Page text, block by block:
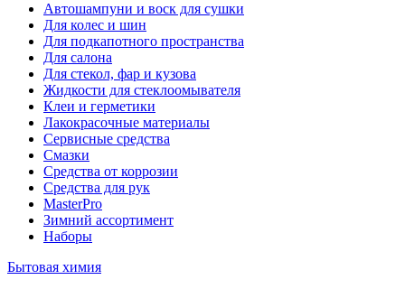
Автошампуни и воск для сушки
Для колес и шин
Для подкапотного пространства
Для салона
Для стекол, фар и кузова
Жидкости для стеклоомывателя
Клеи и герметики
Лакокрасочные материалы
Сервисные средства
Смазки
Средства от коррозии
Средства для рук
MasterPro
Зимний ассортимент
Наборы
Бытовая химия